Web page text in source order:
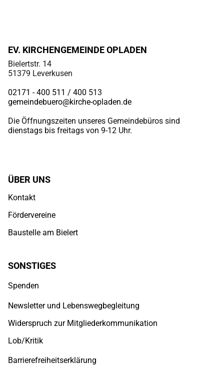
EV. KIRCHENGEMEINDE OPLADEN
Bielertstr. 14
51379 Leverkusen
02171 - 400 511 / 400 513
gemeindebuero@kirche-opladen.de
Die Öffnungszeiten unseres Gemeindebüros sind
dienstags bis freitags von 9-12 Uhr.
ÜBER UNS
Kontakt
Fördervereine
Baustelle am Bielert
SONSTIGES
Spenden
Newsletter und Lebenswegbegleitung
Widerspruch zur Mitgliederkommunikation
Lob/Kritik
Barrierefreiheitserklärung